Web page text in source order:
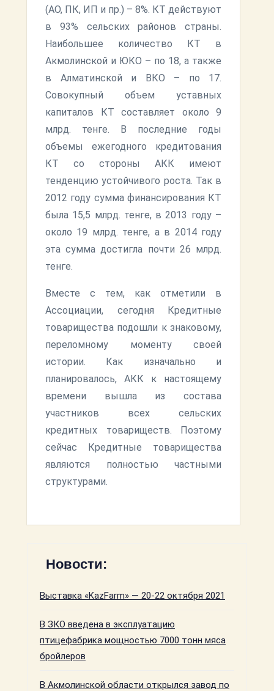
(АО, ПК, ИП и пр.) – 8%. КТ действуют
в 93% сельских районов страны.
Наибольшее количество КТ в
Акмолинской и ЮКО – по 18, а также
в Алматинской и ВКО – по 17.
Совокупный объем уставных
капиталов КТ составляет около 9
млрд. тенге. В последние годы
объемы ежегодного кредитования
КТ со стороны АКК имеют
тенденцию устойчивого роста. Так в
2012 году сумма финансирования КТ
была 15,5 млрд. тенге, в 2013 году –
около 19 млрд. тенге, а в 2014 году
эта сумма достигла почти 26 млрд.
тенге.
Вместе с тем, как отметили в
Ассоциации, сегодня Кредитные
товарищества подошли к знаковому,
переломному моменту своей
истории. Как изначально и
планировалось, АКК к настоящему
времени вышла из состава
участников всех сельских
кредитных товариществ. Поэтому
сейчас Кредитные товарищества
являются полностью частными
структурами.
Новости:
Выставка «KazFarm» — 20-22 октября 2021
В ЗКО введена в эксплуатацию
птицефабрика мощностью 7000 тонн мяса
бройлеров
В Акмолинской области открылся завод по